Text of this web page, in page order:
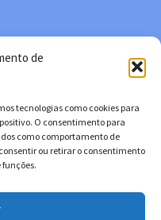
de
tecnologias como cookies para
O consentimento para
como comportamento de
ou retirar o consentimento